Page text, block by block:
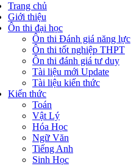
Trang chủ
Giới thiệu
Ôn thi đại học
Ôn thi Đánh giá năng lực
Ôn thi tốt nghiệp THPT
Ôn thi đánh giá tư duy
Tài liệu mới Update
Tài liệu kiến thức
Kiến thức
Toán
Vật Lý
Hóa Học
Ngữ Văn
Tiếng Anh
Sinh Học